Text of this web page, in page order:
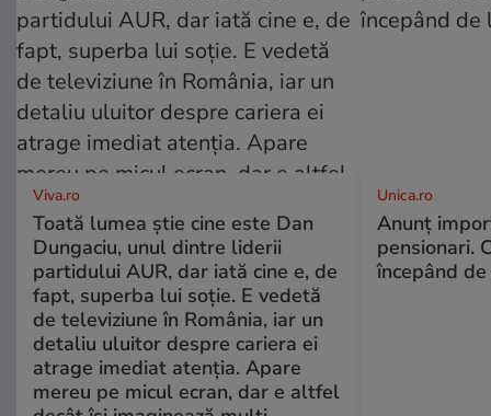
Viva.ro
Toată lumea știe cine este Dan
Dungaciu, unul dintre liderii
partidului AUR, dar iată cine e, de
fapt, superba lui soție. E vedetă
de televiziune în România, iar un
detaliu uluitor despre cariera ei
atrage imediat atenția. Apare
mereu pe micul ecran, dar e altfel
Unica.ro
Anunț
pensionari.
începând